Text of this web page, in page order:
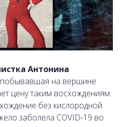
Антонина
на вершине
цену таким восхождениям.
без кислородной
заболела COVID-19 во